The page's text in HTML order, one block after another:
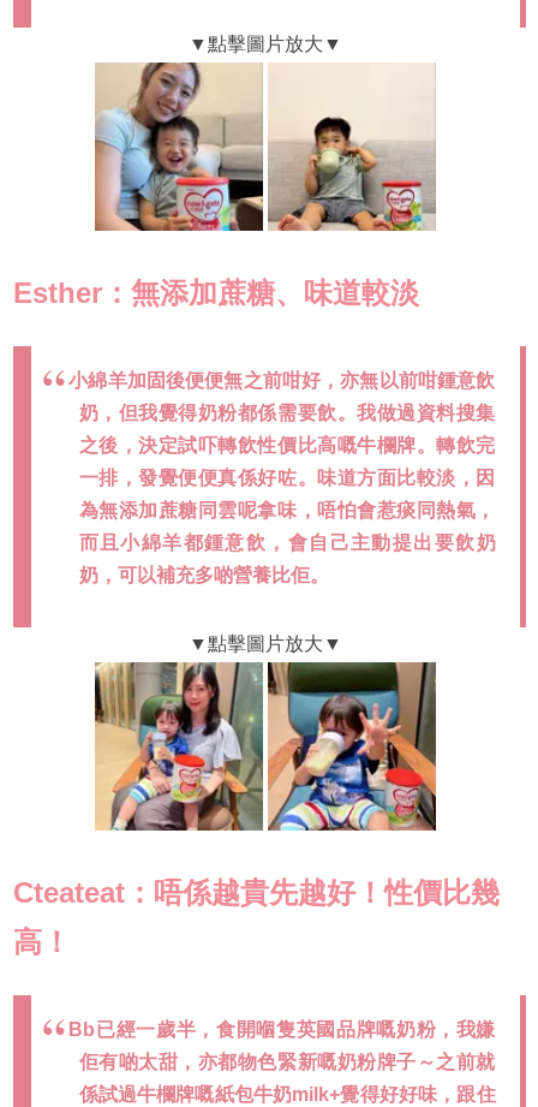
Esther：無添加蔗糖、味道較淡
小綿羊加固後便便無之前咁好，亦無以前咁鍾意飲
奶，但我覺得奶粉都係需要飲。我做過資料搜集
之後，決定試吓轉飲性價比高嘅牛欄牌。轉飲完
一排，發覺便便真係好咗。味道方面比較淡，因
為無添加蔗糖同雲呢拿味，唔怕會惹痰同熱氣，
而且小綿羊都鍾意飲，會自己主動提出要飲奶
奶，可以補充多啲營養比佢。
Cteateat：唔係越貴先越好！性價比幾
高！
Bb已經一歲半，食開嗰隻英國品牌嘅奶粉，我嫌
佢有啲太甜，亦都物色緊新嘅奶粉牌子～之前就
係試過牛欄牌嘅紙包牛奶milk+覺得好好味，跟住